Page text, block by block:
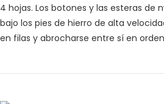
4 hojas. Los botones y las esteras de
bajo los pies de hierro de alta
en filas y abrocharse entre sí en